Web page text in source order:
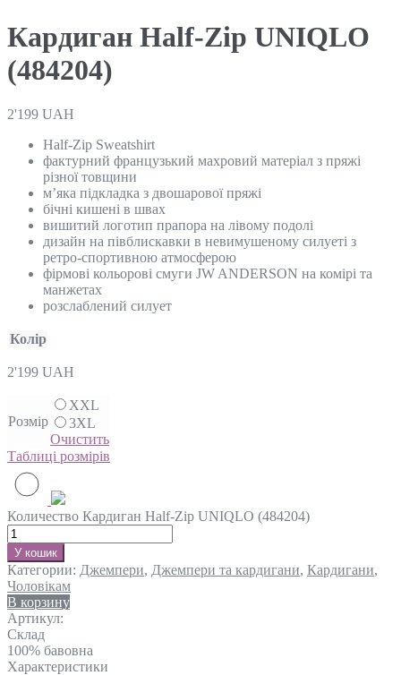
Кардиган Half-Zip UNIQLO
(484204)
2'199 UAH
Half-Zip Sweatshirt
фактурний французький махровий матеріал з пряжі
різної товщини
м’яка підкладка з двошарової пряжі
бічні кишені в швах
вишитий логотип прапора на лівому подолі
дизайн на півблискавки в невимушеному силуеті з
ретро-спортивною атмосферою
фірмові кольорові смуги JW ANDERSON на комірі та
манжетах
розслаблений силует
Колір
2'199 UAH
Розмір
XXL
3XL
Очистить
Таблиці розмірів
Количество Кардиган Half-Zip UNIQLO (484204)
У кошик
Категории: Джемпери, Джемпери та кардигани, Кардигани,
Чоловікам
В корзину
Артикул:
Склад
100% бавовна
Характеристики